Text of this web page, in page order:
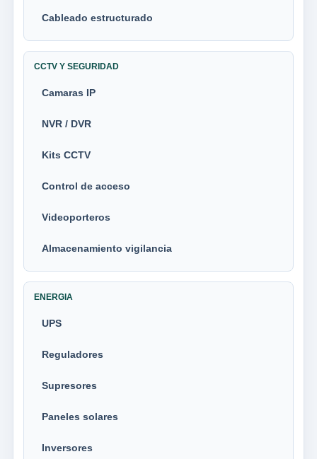
Cableado estructurado
CCTV Y SEGURIDAD
Camaras IP
NVR / DVR
Kits CCTV
Control de acceso
Videoporteros
Almacenamiento vigilancia
ENERGIA
UPS
Reguladores
Supresores
Paneles solares
Inversores